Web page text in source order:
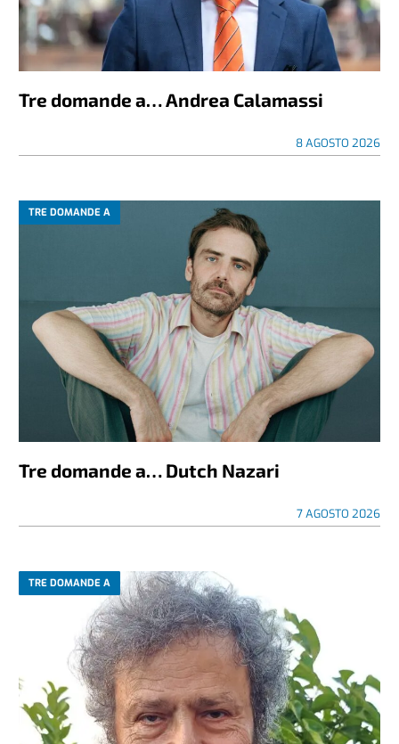
Tre domande a… Andrea Calamassi
8 AGOSTO 2026
TRE DOMANDE A
Tre domande a… Dutch Nazari
7 AGOSTO 2026
TRE DOMANDE A